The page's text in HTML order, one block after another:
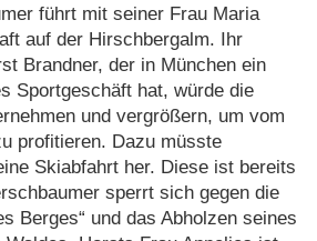
führt mit seiner Frau Maria
auf der Hirschbergalm. Ihr
Brandner, der in München ein
Sportgeschäft hat, würde die
und vergrößern, um vom
profitieren. Dazu müsste
Skiabfahrt her. Diese ist bereits
sperrt sich gegen die
Berges“ und das Abholzen seines